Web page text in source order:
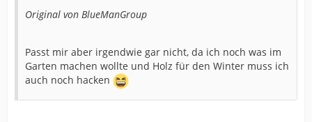
Original von BlueManGroup
Passt mir aber irgendwie gar nicht, da ich noch was im
Garten machen wollte und Holz für den Winter muss ich
auch noch hacken